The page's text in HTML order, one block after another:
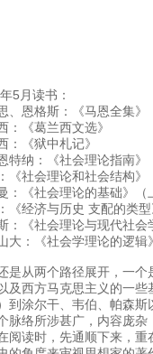
5月读书：
、恩格斯：《马恩全集》
：《葛兰西文选》
：《狱中札记》
特纳：《社会理论指南》
《社会理论和社会结构》
：《社会理论的基础》（
《经济与历史 支配的类
：《社会理论与现代社会
大：《社会学理论的逻辑
是从两个路径展开，一
及西方马克思主义的一
到涂尔干、韦伯、帕森
脉络所涉甚广，内容庞
阅读时，先通顺下来，